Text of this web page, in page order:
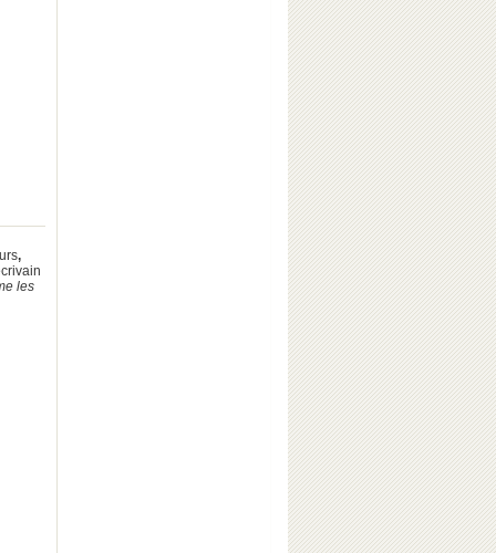
,
les